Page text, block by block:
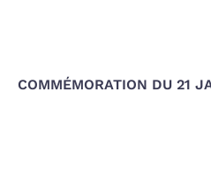
COMMÉMORATION DU 21